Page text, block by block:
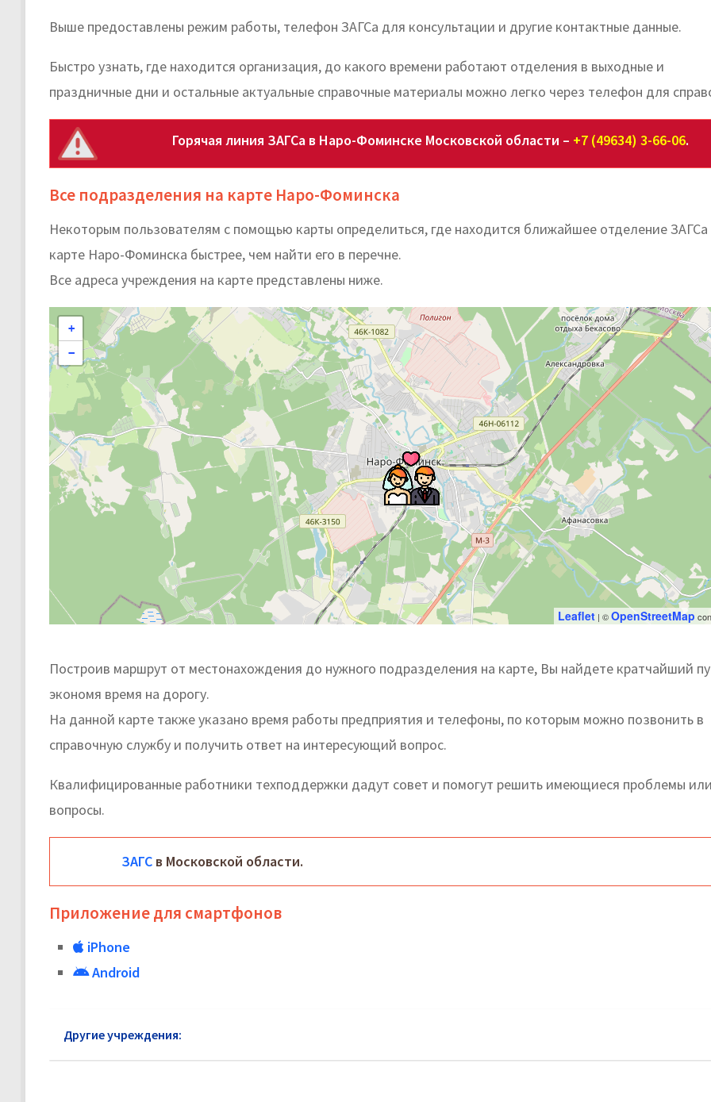
Выше предоставлены режим работы, телефон ЗАГСа для консультации и другие контактные данные.
Быстро узнать, где находится организация, до какого времени работают отделения в выходные и
праздничные дни и остальные актуальные справочные материалы можно легко через телефон для
Горячая линия ЗАГСа в Наро-Фоминске Московской области – +7 (49634) 3-66-06.
Все подразделения на карте Наро-Фоминска
Некоторым пользователям с помощью карты определиться, где находится ближайшее отделение ЗАГСа
карте Наро-Фоминска быстрее, чем найти его в перечне.
Все адреса учреждения на карте представлены ниже.
+
−
Leaflet | ©OpenStreetMap
Построив маршрут от местонахождения до нужного подразделения на карте, Вы найдете кратчайший
экономя время на дорогу.
На данной карте также указано время работы предприятия и телефоны, по которым можно позвонить в
справочную службу и получить ответ на интересующий вопрос.
Квалифицированные работники техподдержки дадут совет и помогут решить имеющиеся проблемы
вопросы.
ЗАГС в Московской области.
Приложение для смартфонов
iPhone
Android
Другие учреждения: